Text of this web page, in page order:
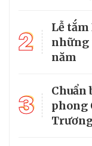
2
Lễ tắm
những
năm
3
Chuẩn
phong